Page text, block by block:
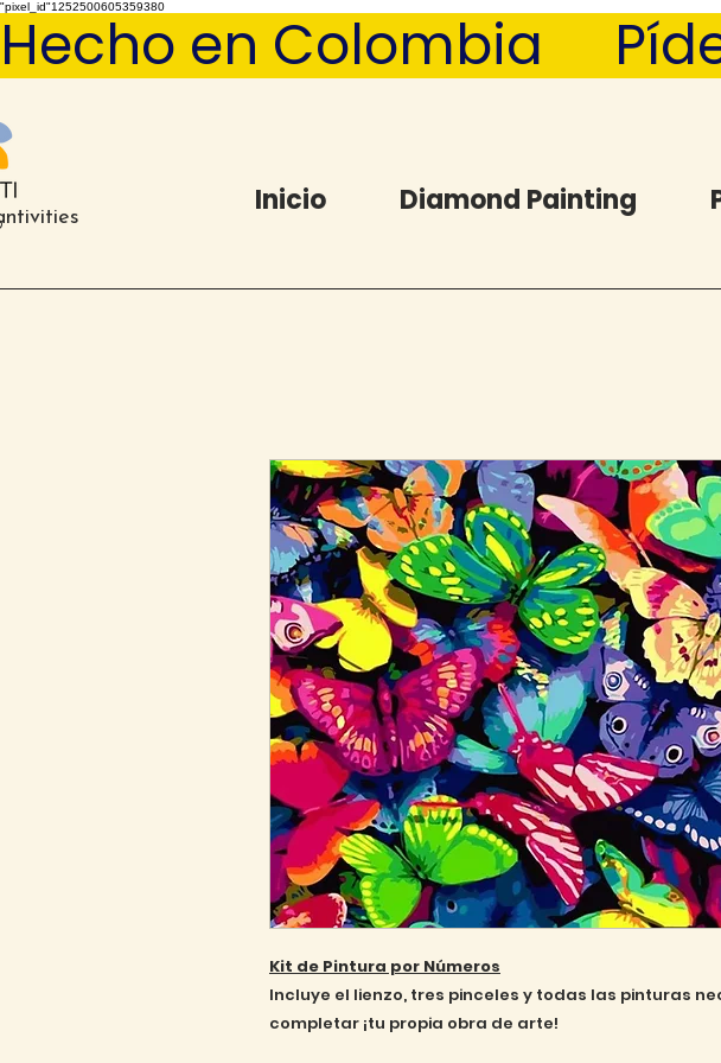
"pixel_id"1252500605359380
Hecho en Colombia
Inicio Diamond Painting
Kit de Pintura por Números
Incluye el lienzo, tres pinceles y todas las pinturas
completar ¡tu propia obra de arte!